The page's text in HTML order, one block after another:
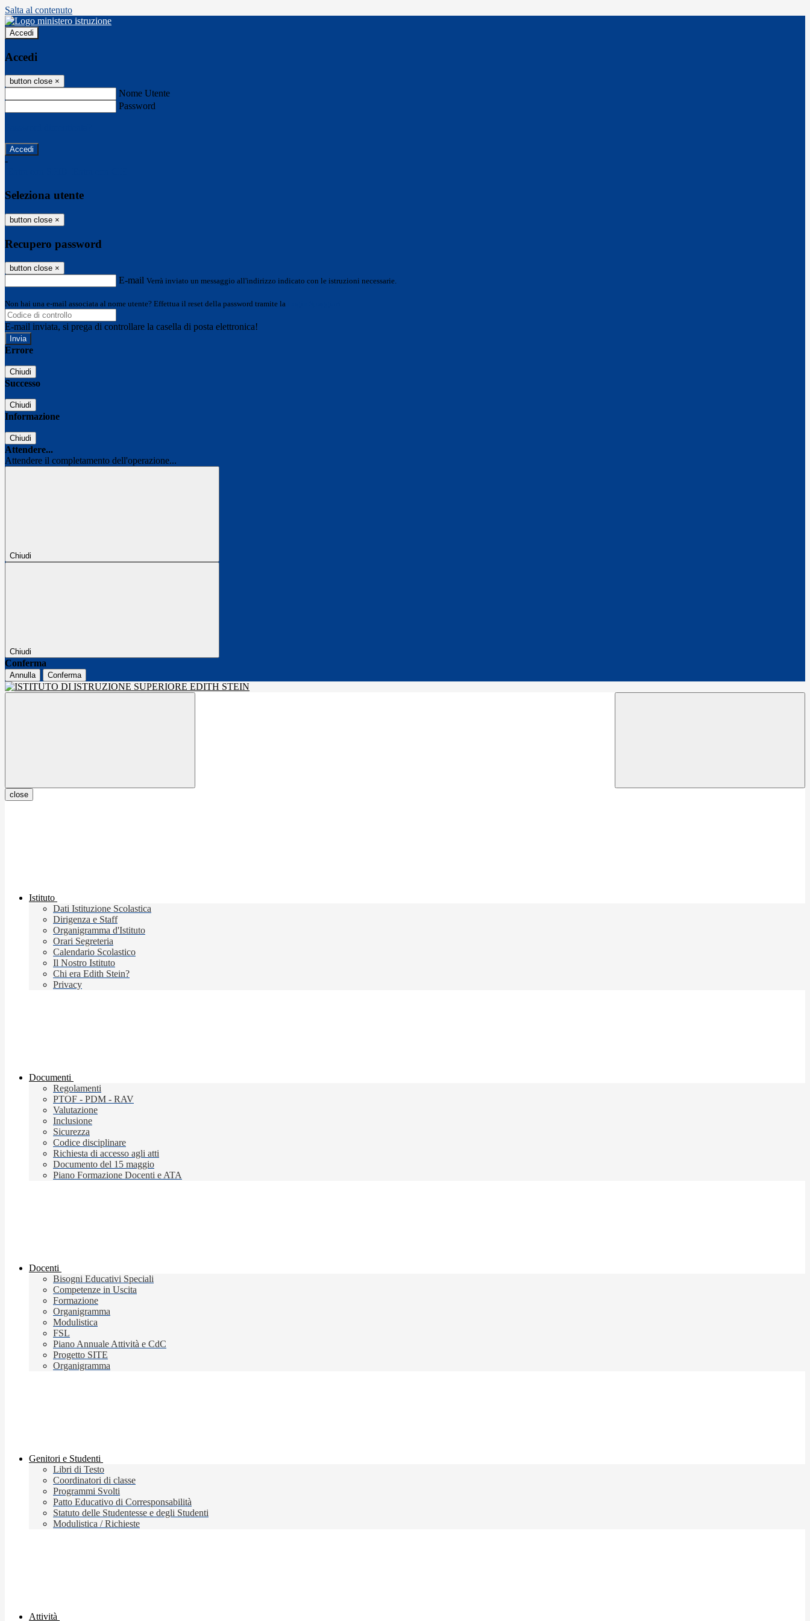
Salta al contenuto
Accedi
Accedi
button close ×
Nome Utente
Password
-
Seleziona utente
button close ×
Recupero password
button close ×
E-mail Verrà inviato un messaggio all'indirizzo indicato con le istruzioni necessarie.
Non hai una e-mail associata al nome utente? Effettua il reset della password tramite la
E-mail inviata, si prega di controllare la casella di posta elettronica!
Errore
Chiudi
Successo
Chiudi
Informazione
Chiudi
Attendere...
Attendere il completamento dell'operazione...
Chiudi
Chiudi
Conferma
Annulla Conferma
close
Istituto
Dati Istituzione Scolastica
Dirigenza e Staff
Organigramma d'Istituto
Orari Segreteria
Calendario Scolastico
Il Nostro Istituto
Chi era Edith Stein?
Privacy
Documenti
Regolamenti
PTOF - PDM - RAV
Valutazione
Inclusione
Sicurezza
Codice disciplinare
Richiesta di accesso agli atti
Documento del 15 maggio
Piano Formazione Docenti e ATA
Docenti
Bisogni Educativi Speciali
Competenze in Uscita
Formazione
Organigramma
Modulistica
FSL
Piano Annuale Attività e CdC
Progetto SITE
Organigramma
Genitori e Studenti
Libri di Testo
Coordinatori di classe
Programmi Svolti
Patto Educativo di Corresponsabilità
Statuto delle Studentesse e degli Studenti
Modulistica / Richieste
Attività